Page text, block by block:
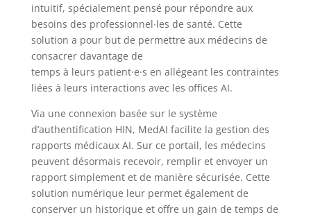
intuitif, spécialement pensé pour répondre aux
besoins des professionnel∙les de santé. Cette
solution a pour but de permettre aux médecins de
consacrer davantage de
temps à leurs patient·e·s en allégeant les contraintes
liées à leurs interactions avec les offices AI.
Via une connexion basée sur le système
d’authentification HIN, MedAI facilite la gestion des
rapports médicaux AI. Sur ce portail, les médecins
peuvent désormais recevoir, remplir et envoyer un
rapport simplement et de manière sécurisée. Cette
solution numérique leur permet également de
conserver un historique et offre un gain de temps de